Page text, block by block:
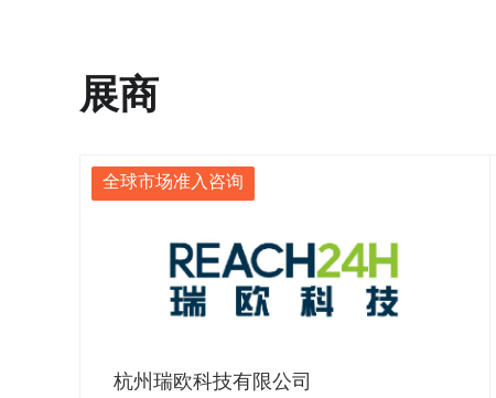
展商
全球市场准入咨询
杭州瑞欧科技有限公司